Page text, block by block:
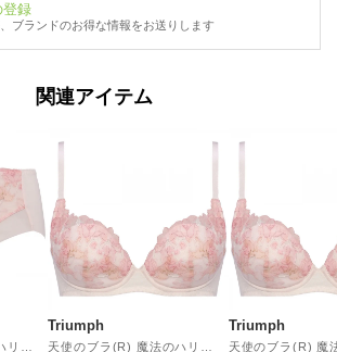
登録
ブランドのお得な情報をお送りします
関連アイテム
Triumph Triumph